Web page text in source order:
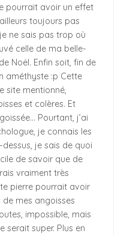
pourrait avoir un effet
toujours pas
ne sais pas trop où
celle de ma belle-
Noël. Enfin soit, fin de
améthyste :p Cette
site mentionné,
et colères. Et
Pourtant, j’ai
je connais les
je sais de quoi
de savoir que de
vraiment très
pierre pourrait avoir
mes angoisses
impossible, mais
serait super. Plus en